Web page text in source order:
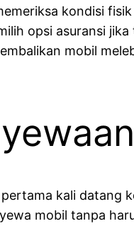
kondisi
opsi asuransi
mobil
kali datang
mobil tanpa